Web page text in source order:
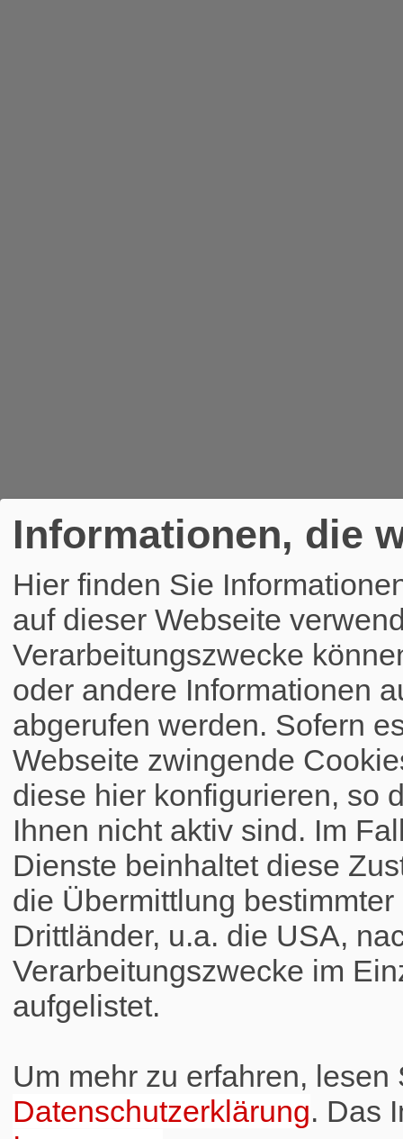
Informationen, die
Hier finden Sie
auf dieser Webseite
Verarbeitungszwecke
oder andere Informationen
abgerufen werden. Sofern
Webseite zwingende
diese hier konfigurieren, so
Ihnen nicht aktiv sind. Im
Dienste beinhaltet diese
die Übermittlung
Drittländer, u.a. die USA,
Verarbeitungszwecke im
aufgelistet.
Um mehr zu erfahren, lesen
Datenschutzerklärung. Das